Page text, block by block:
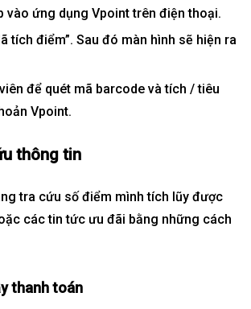
vào ứng dụng Vpoint trên điện thoại.
tích điểm”. Sau đó màn hình sẽ hiện ra
để quét mã barcode và tích / tiêu
Vpoint.
thông tin
tra cứu số điểm mình tích lũy được
các tin tức ưu đãi bằng những cách
thanh toán